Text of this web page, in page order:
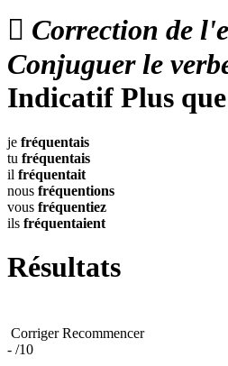
 Correction de
Conjuguer le
Indicatif Plus
je fréquentais
tu fréquentais
il fréquentait
nous fréquentions
vous fréquentiez
ils fréquentaient
Résultats
CorrigerRecommencer
- /10